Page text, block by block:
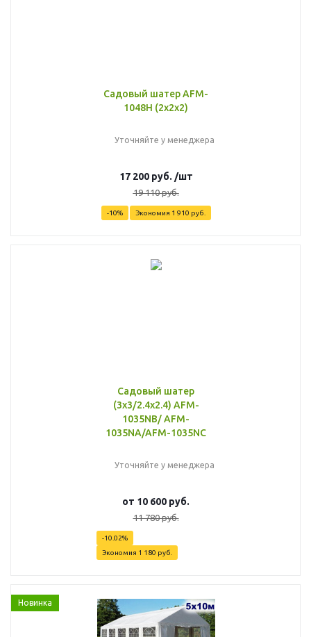
Садовый шатер AFM-
1048H (2х2х2)
Уточняйте у менеджера
17 200руб. /шт
19 110руб.
-10% Экономия 1 910 руб.
Садовый шатер
(3x3/2.4x2.4) AFM-
1035NB/ AFM-
1035NA/AFM-1035NC
Уточняйте у менеджера
от 10 600 руб.
11 780 руб.
-10.02%
Экономия 1 180 руб.
Новинка